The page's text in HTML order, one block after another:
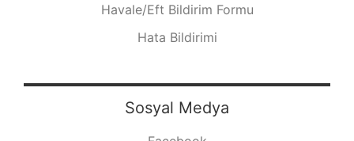
Havale/Eft Bildirim Formu
Hata Bildirimi
Sosyal Medya